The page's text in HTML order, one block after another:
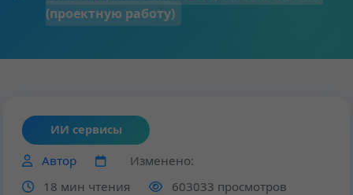
(проектную работу)
ИИ сервисы
Автор
Изменено:
18 мин чтения
603033 просмотров